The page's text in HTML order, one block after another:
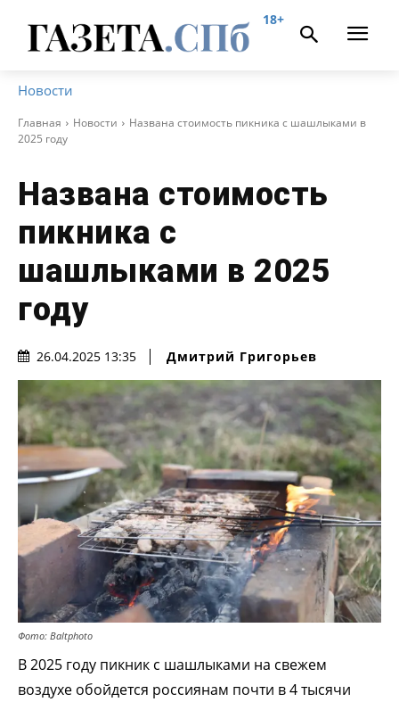
18+
Новости
Главная Новости
Названа стоимость пикника с шашлыками в
2025 году
Названа стоимость
пикника с
шашлыками в 2025
году
26.04.2025 13:35 Дмитрий Григорьев
Фото: Baltphoto
В 2025 году пикник с шашлыками на свежем
воздухе обойдется россиянам почти в 4 тысячи